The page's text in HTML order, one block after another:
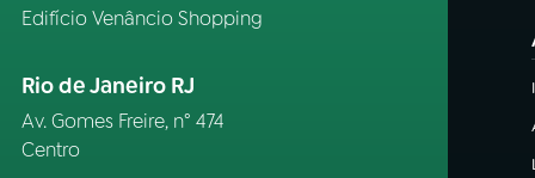
Edifício Venâncio Shopping
Rio de Janeiro RJ
Av. Gomes Freire, n° 474
Centro